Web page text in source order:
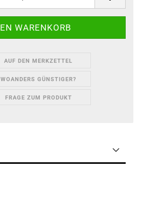
AUF DEN MERKZETTEL
WOANDERS GÜNSTIGER?
FRAGE ZUM PRODUKT